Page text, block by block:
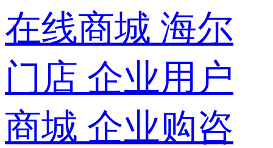
在线商城 海尔
门店 企业用户
商城 企业购咨